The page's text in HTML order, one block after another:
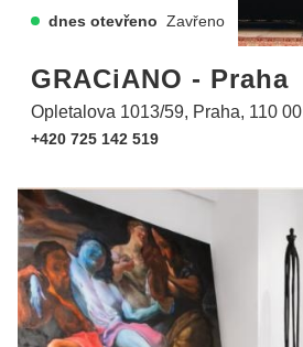
dnes otevřeno Zavřeno
GRACiANO - Praha
Opletalova 1013/59, Praha, 110 00
+420 725 142 519